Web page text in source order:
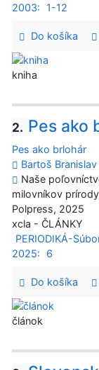
2003:
1-12
Do košíka
kniha
2. Pes ako
Pes ako brlohár
Bartoš Branislav
Naše
milovníkov
Polpress, 2025
xcla - ČLÁNKY
PERIODIKÁ-
2025:
6
Do košíka
článok